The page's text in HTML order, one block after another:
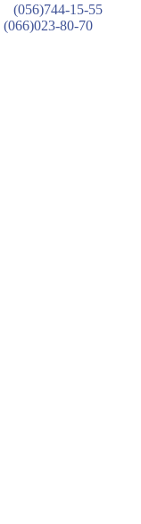
(056)744-15-55
(066)023-80-70